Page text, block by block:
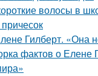
волосы в
Гилберт. «Она
фактов о Елене